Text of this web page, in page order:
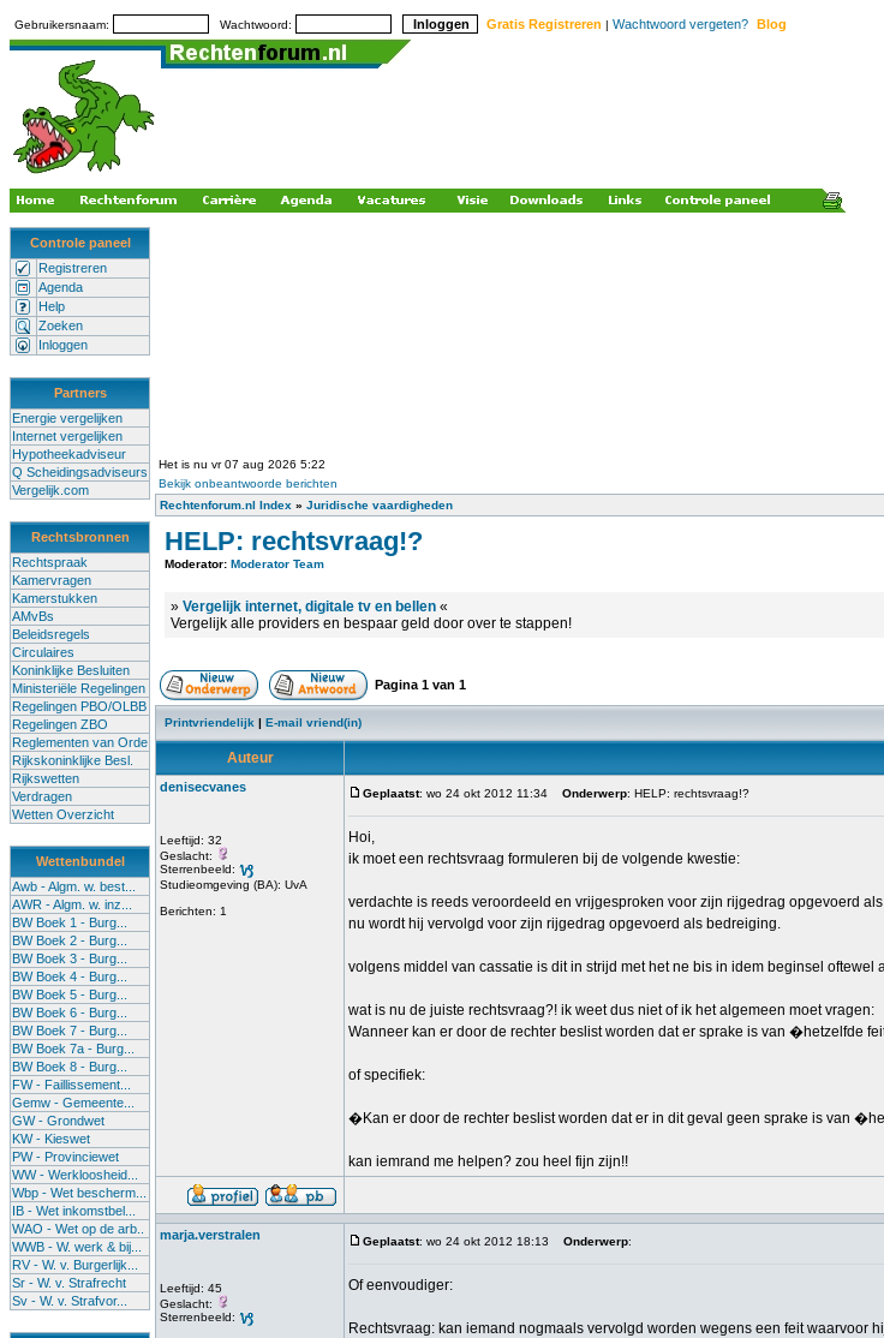
Gebruikersnaam: Wachtwoord: Gratis Registreren | Wachtwoord vergeten? Blog
Controle paneel
Registreren
Agenda
Help
Zoeken
Inloggen
Partners
Energie vergelijken
Internet vergelijken
Hypotheekadviseur
Q Scheidingsadviseurs
Vergelijk.com
Rechtsbronnen
Rechtspraak
Kamervragen
Kamerstukken
AMvBs
Beleidsregels
Circulaires
Koninklijke Besluiten
Ministeriële Regelingen
Regelingen PBO/OLBB
Regelingen ZBO
Reglementen van Orde
Rijkskoninklijke Besl.
Rijkswetten
Verdragen
Wetten Overzicht
Wettenbundel
Awb - Algm. w. best...
AWR - Algm. w. inz...
BW Boek 1 - Burg...
BW Boek 2 - Burg...
BW Boek 3 - Burg...
BW Boek 4 - Burg...
BW Boek 5 - Burg...
BW Boek 6 - Burg...
BW Boek 7 - Burg...
BW Boek 7a - Burg...
BW Boek 8 - Burg...
FW - Faillissement...
Gemw - Gemeente...
GW - Grondwet
KW - Kieswet
PW - Provinciewet
WW - Werkloosheid...
Wbp - Wet bescherm...
IB - Wet inkomstbel...
WAO - Wet op de arb..
WWB - W. werk & bij...
RV - W. v. Burgerlijk...
Sr - W. v. Strafrecht
Sv - W. v. Strafvor...
Het is nu vr 07 aug 2026 5:22
Bekijk onbeantwoorde berichten
Rechtenforum.nl Index » Juridische vaardigheden
HELP: rechtsvraag!?
Moderator: Moderator Team
» Vergelijk internet, digitale tv en bellen «
Vergelijk alle providers en bespaar geld door over te stappen!
Pagina 1 van 1
Printvriendelijk | E-mail vriend(in)
Auteur
denisecvanes
Leeftijd: 32
Geslacht:
Sterrenbeeld:
Studieomgeving (BA): UvA
Berichten: 1
Geplaatst: wo 24 okt 2012 11:34 Onderwerp: HELP: rechtsvraag!?
Hoi,
ik moet een rechtsvraag formuleren bij de volgende kwestie:
verdachte is reeds veroordeeld en vrijgesproken voor zijn rijgedrag opgevoerd
nu wordt hij vervolgd voor zijn rijgedrag opgevoerd als bedreiging.
volgens middel van cassatie is dit in strijd met het ne bis in idem beginsel oftewel
wat is nu de juiste rechtsvraag?! ik weet dus niet of ik het algemeen moet vragen:
Wanneer kan er door de rechter beslist worden dat er sprake is van �hetzelfde
of specifiek:
�Kan er door de rechter beslist worden dat er in dit geval geen sprake is van
kan iemrand me helpen? zou heel fijn zijn!!
marja.verstralen
Leeftijd: 45
Geslacht:
Sterrenbeeld:
Geplaatst: wo 24 okt 2012 18:13 Onderwerp:
Of eenvoudiger:
Rechtsvraag: kan iemand nogmaals vervolgd worden wegens een feit waarvoor